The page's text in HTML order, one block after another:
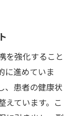
を強化すること
に進めていま
、患者の健康状
えています。こ